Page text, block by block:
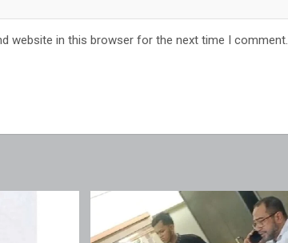
website in this browser for the next time I comment.